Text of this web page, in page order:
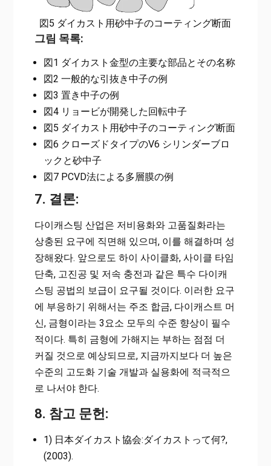
図5 ダイカスト用砂中子のコーティング断面
그림 목록:
図1 ダイカスト金型の主要な部品とその名称
図2 一般的な引抜き中子の例
図3 置き中子の例
図4 リョービが開発した回転中子
図5 ダイカスト用砂中子のコーティング断面
図6 クローズドタイプのV6 シリンダーブロ
ックと砂中子
図7 PCVD法による多層膜の例
7. 결론:
다이캐스팅 산업은 저비용화와 고품질화라는
상충된 요구에 직면해 있으며, 이를 해결하며 성
장해왔다. 앞으로도 하이 사이클화, 사이클 타임
단축, 고진공 및 저속 충전과 같은 특수 다이캐
스팅 공법의 보급이 요구될 것이다. 이러한 요구
에 부응하기 위해서는 주조 합금, 다이캐스트 머
신, 금형이라는 3요소 모두의 수준 향상이 필수
적이다. 특히 금형에 가해지는 부하는 점점 더
커질 것으로 예상되므로, 지금까지보다 더 높은
수준의 고도화 기술 개발과 실용화에 적극적으
로 나서야 한다.
8. 참고 문헌:
1) 日本ダイカスト協会:ダイカストって何?,
(2003).